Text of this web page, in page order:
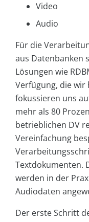
Video
Audio
Für die
aus Datenbanken
Lösungen wie
Verfügung, die
fokussieren uns
mehr als 80
betrieblichen DV
Vereinfachung
Textdokumenten.
werden in der
Audiodaten
Der erste Schritt